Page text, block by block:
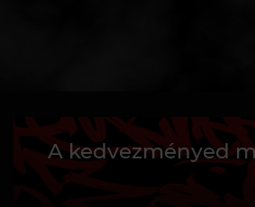
A kedvezményed